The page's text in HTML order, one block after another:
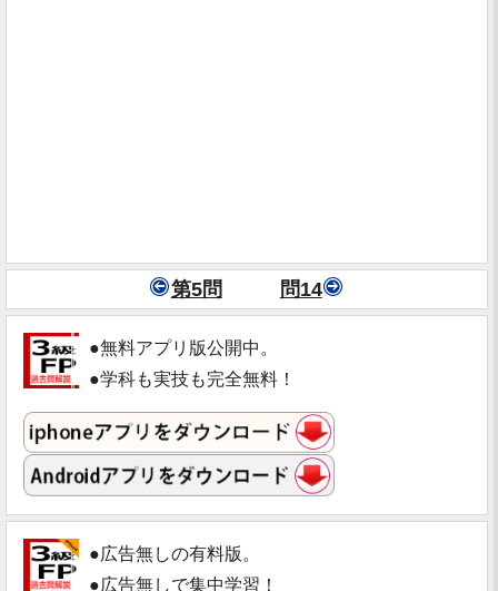
第5問 問14
●無料アプリ版公開中。
●学科も実技も完全無料！
●広告無しの有料版。
●広告無しで集中学習！